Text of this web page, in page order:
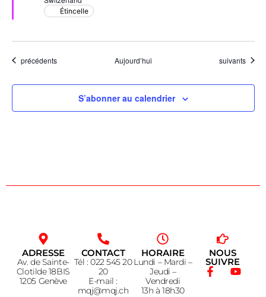
Étincelle
Évènements
précédents Aujourd’hui Évènements
suivants
S’abonner au calendrier
ADRESSE
Av. de Sainte-
Clotilde 18BIS
1205 Genève
CONTACT
Tél : 022 545 20
20
E-mail :
mqj@mqj.ch
HORAIRE
Lundi – Mardi –
Jeudi –
Vendredi
13h à 18h30
NOUS
SUIVRE